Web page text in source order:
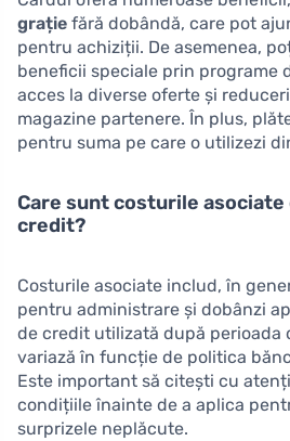
grație fără dobândă, care pot
pentru achiziții. De asemenea,
beneficii speciale prin programe
acces la diverse oferte și
magazine partenere. În plus,
pentru suma pe care o utilizezi
Care sunt costurile asociate
credit?
Costurile asociate includ, în
pentru administrare și dobânzi
de credit utilizată după perioada
variază în funcție de politica
Este important să citești cu
condițiile înainte de a aplica
surprizele neplăcute.